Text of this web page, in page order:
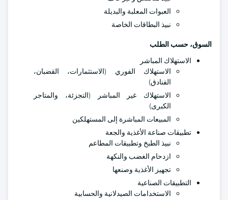
العبوات المعلبة والبديلة
نبيذ البطاقات الخاصة
السوق، حسب الطلب
الاستهلاك المباشر
الاستهلاك الفوري (الاستثمارات، القضبان،
الفنادق)
الاستهلاك غير المباشر (التجزئة، والمتاجر
الكبرى)
المبيعات المباشرة إلى المستهلكين
تطبيقات صناعة الأغذية والجعة
نبيذ الطبخ وتطبيقات المطاعم
ازدحام الغضب والنكهة
تجهيز الأغذية وصنعها
التطبيقات الصناعية
الاستخدامات الصيدلانية والحسابية